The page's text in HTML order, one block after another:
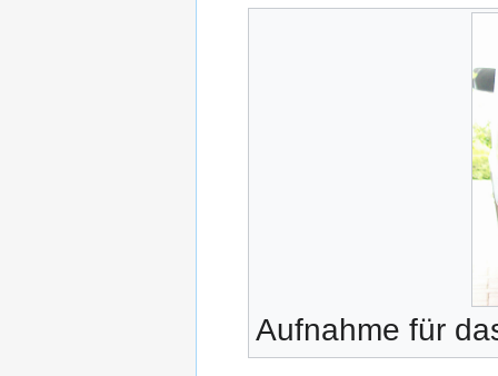
Aufnahme für